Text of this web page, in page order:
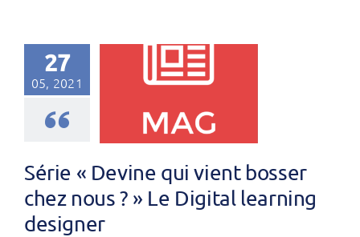
27
05, 2021
Série « Devine qui vient bosser
chez nous ? » Le Digital learning
designer